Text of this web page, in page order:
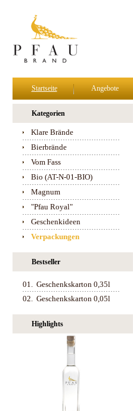
Startseite Angebote
Kategorien
Klare Brände
Bierbrände
Vom Fass
Bio (AT-N-01-BIO)
Magnum
"Pfau Royal"
Geschenkideen
Verpackungen
Bestseller
01. Geschenkskarton 0,35l
02. Geschenkskarton 0,05l
Highlights